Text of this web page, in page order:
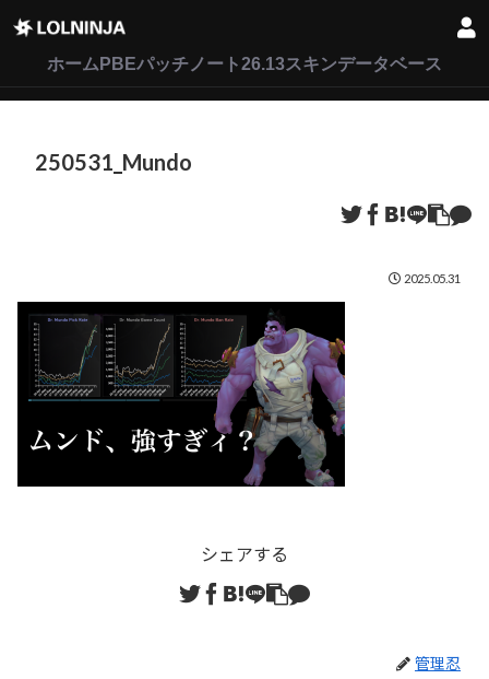
ホーム PBEパッチノート26.13スキンデータベース
250531_Mundo
2025.05.31
シェアする
管理忍